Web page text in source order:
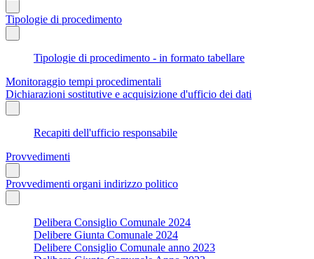
Tipologie di procedimento
Tipologie di procedimento - in formato tabellare
Monitoraggio tempi procedimentali
Dichiarazioni sostitutive e acquisizione d'ufficio dei dati
Recapiti dell'ufficio responsabile
Provvedimenti
Provvedimenti organi indirizzo politico
Delibera Consiglio Comunale 2024
Delibere Giunta Comunale 2024
Delibere Consiglio Comunale anno 2023